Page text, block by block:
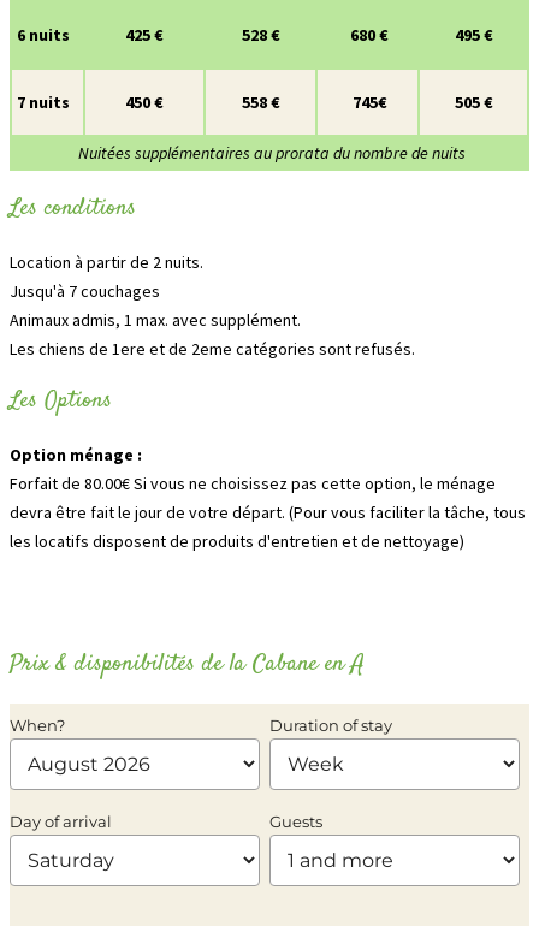
6 nuits 425 € 528 € 680 € 495 €
7 nuits 450 € 558 € 745€ 505 €
Nuitées supplémentaires au prorata du nombre de nuits
Les conditions
Location à partir de 2 nuits.
Jusqu'à 7 couchages
Animaux admis, 1 max. avec supplément.
Les chiens de 1ere et de 2eme catégories sont refusés.
Les Options
Option ménage :
Forfait de 80.00€ Si vous ne choisissez pas cette option, le ménage
devra être fait le jour de votre départ. (Pour vous faciliter la tâche, tous
les locatifs disposent de produits d'entretien et de nettoyage)
Prix & disponibilités de la Cabane en A